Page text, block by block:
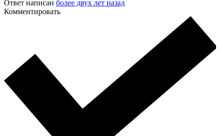
Ответ написан более двух лет назад
Комментировать